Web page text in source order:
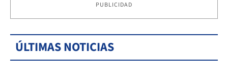
PUBLICIDAD
ÚLTIMAS NOTICIAS